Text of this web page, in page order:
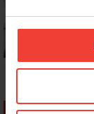
¿Puedo